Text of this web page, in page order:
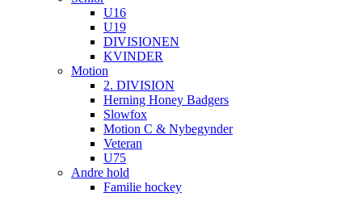
U16
U19
DIVISIONEN
KVINDER
Motion
2. DIVISION
Herning Honey Badgers
Slowfox
Motion C & Nybegynder
Veteran
U75
Andre hold
Familie hockey